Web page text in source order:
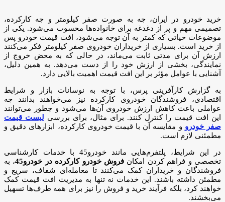
خرید خودرو در ایران، چه به صورت صفر کیلومتر و چه کارکرده،
تصمیمی مهم و پر از دغدغه برای خانواده‌ها محسوب می‌شود. یکی از
موضوعات حیاتی که کمتر به آن توجه می‌شود، افت قیمت خودرو پس
از خرید است. بسیاری از خریداران خودروی صفر کیلومتر فکر می‌کنند
ارزش آن برای مدتی ثابت می‌ماند، در حالی که به محض خروج از
نمایندگی، بخشی از ارزش خود را از دست می‌دهد. به همین دلیل،
آشنایی با عوامل مؤثر بر این افت قیمت اهمیت بالایی دارد.
به گزارش کارآفرینی پرس، با توجه به نوسانات بازار و شرایط
اقتصادی، فروشندگان خودروی کارکرده نیز می‌خواهند بدانند چه
عواملی باعث کاهش ارزش خودروی آن‌ها می‌شود و چطور می‌توانند
این افت قیمت را کنترل کنند. برای مثال، برای بررسی لیست قیمت
صفر خودرو و مقایسه آن با قیمت خودروی کارکرده، ابزارهای دقیق و
مطمئنی لازم است.
در این شرایط، پلتفرم‌هایی مانند خودرو45 با خدمات کارشناسی
تخصصی و فراهم کردن امکان فروش خودرو کارکرده در خودرو45
، به
فروشندگان و خریداران کمک می‌کنند تا معامله‌ای شفاف، سریع و
مطمئن داشته باشند. این خدمات نه تنها به مدیریت افت قیمت کمک
خواهند کرد، بلکه فرآیند خرید و فروش را نیز برای همه طرف‌ها تسهیل
می‌بخشند.